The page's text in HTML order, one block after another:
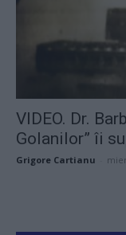
VIDEO. Dr.
Golanilor” îi
Grigore Cartianu